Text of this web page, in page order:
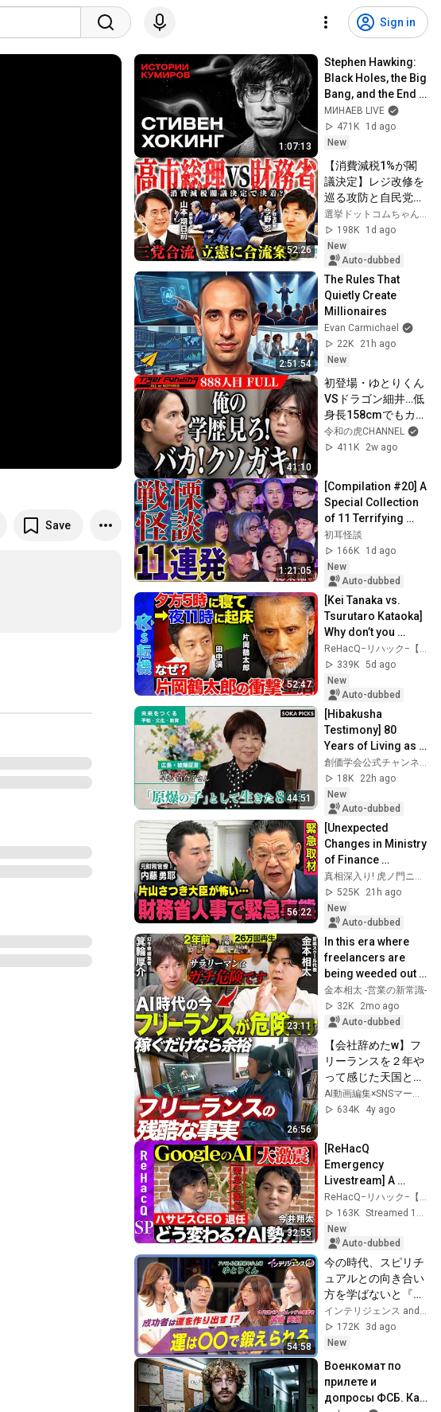
Sign in
Save
1:07:13
Stephen Hawking:
Black Holes, the Big
Bang, and the End
of the Universe /
Idol Stories /
MINAEV
МИНАЕВ LIVE
471K
1d ago
New
52:26
【消費減税1%が閣
議決定】レジ改修を
巡る攻防と自民党内
の激しい葛藤／中
道・立憲・公明の3
党合流構想に浮上し
た「第4の選択肢」
とは？【今野忍×山
本期日前】｜選挙ド
ットコム
選挙ドットコムちゃんねる
198K
1d ago
New
Auto-dubbed
2:51:54
The Rules That
Quietly Create
Millionaires
Evan Carmichael
22K
21h ago
New
41:10
初登場・ゆとりくん
VSドラゴン細井…低
身長158cmでもカッ
コよく履けるボトム
スを作りたい【竹川
虎【FULL】
令和の虎CHANNEL
411K
2w ago
1:21:05
[Compilation #20] A
Special Collection
of 11 Terrifying
Ghost Stories
[Murata Ramu]
[Iyama Ryokic...
初耳怪談
166K
1d ago
New
Auto-dubbed
52:47
[Kei Tanaka vs.
Tsurutaro Kataoka]
Why don’t you
hesitate when
making life
decisions? When
you're...
339K 5d ago
New
Auto-dubbed
44:51
[Hibakusha
Testimony] 80
Years of Living as
an "Atomic Bomb
Survivor": Yuriko
Hayashi from
Hirosh...
18K
22h ago
New
Auto-dubbed
56:22
[Unexpected
Changes in Ministry
of Finance
Personnel]
*Emergency
Interview with a
Former Bureaucr...
525K
21h ago
New
Auto-dubbed
23:11
In this era where
freelancers are
being weeded out
by AI, I spoke with
Atsushi Minowa
about the c...
金本相太 -営業の新常識-
32K
2mo ago
Auto-dubbed
26:56
【会社辞めたw】フ
リーランスを２年や
って感じた天国と地
獄【動画編集】【脱
サラ】
634K
4y ago
32:55
[ReHacQ
Emergency
Livestream] A
Massive Shake-Up!
How Will Google's
AI Strategy
Change? [Hiroki T...
163K
New
Auto-dubbed
54:58
今の時代、スピリチ
ュアルとの向き合い
方を学ばないと『マ
ジ』で損します。
インテリジェンス and 2 more
172K
3d ago
New
Военкомат по
прилете и
допросы ФСБ. Как